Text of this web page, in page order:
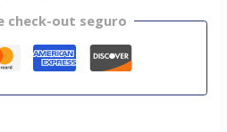
check-out seguro